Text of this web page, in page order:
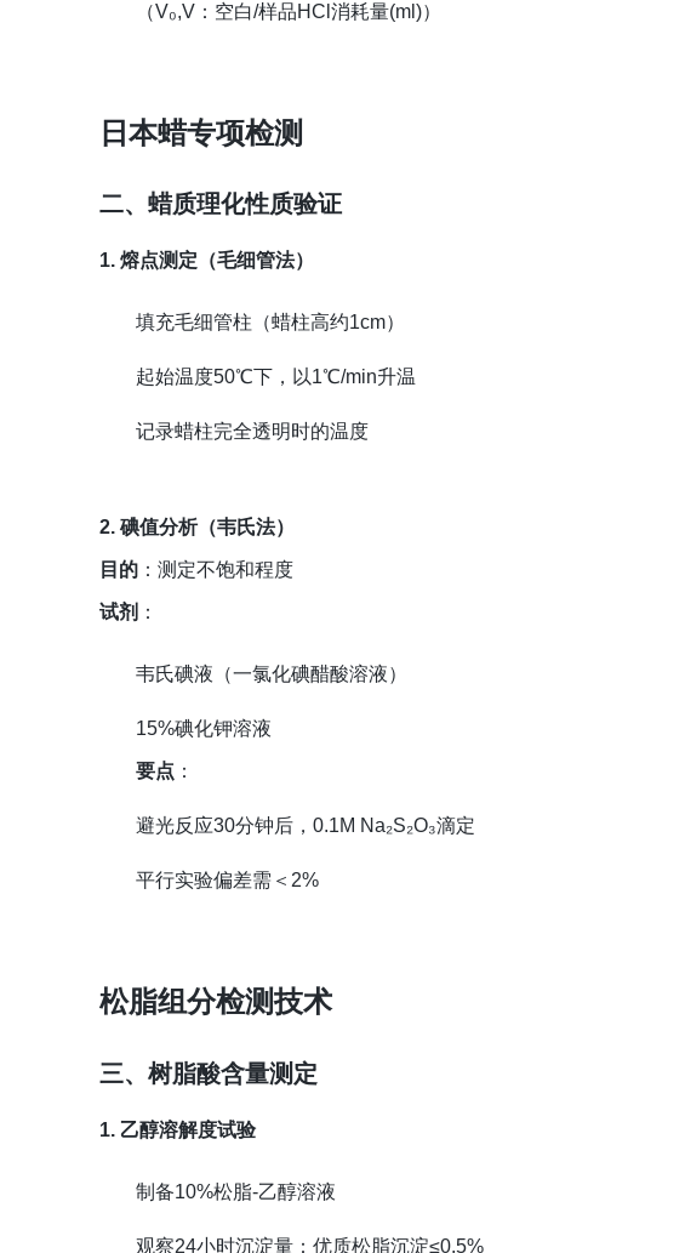
（V₀,V：空白/样品HCl消耗量(ml)）
日本蜡专项检测
二、蜡质理化性质验证
1. 熔点测定（毛细管法）
填充毛细管柱（蜡柱高约1cm）
起始温度50℃下，以1℃/min升温
记录蜡柱完全透明时的温度
2. 碘值分析（韦氏法）
目的 ：测定不饱和程度
试剂 ：
韦氏碘液（一氯化碘醋酸溶液）
15%碘化钾溶液
要点 ：
避光反应30分钟后，0.1M Na₂S₂O₃滴定
平行实验偏差需＜2%
松脂组分检测技术
三、树脂酸含量测定
1. 乙醇溶解度试验
制备10%松脂-乙醇溶液
观察24小时沉淀量：优质松脂沉淀≤0.5%